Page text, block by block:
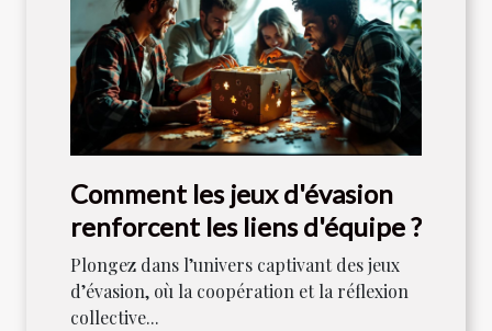
Comment les jeux d'évasion
renforcent les liens d'équipe ?
Plongez dans l’univers captivant des jeux
d’évasion, où la coopération et la réflexion
collective...